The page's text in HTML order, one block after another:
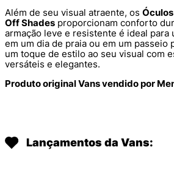
Além de seu visual atraente, os
Off Shades proporcionam conforto
armação leve e resistente é ideal para
em um dia de praia ou em um passeio
um toque de estilo ao seu visual com
versáteis e elegantes.
Produto original Vans vendido por
Lançamentos da Vans: